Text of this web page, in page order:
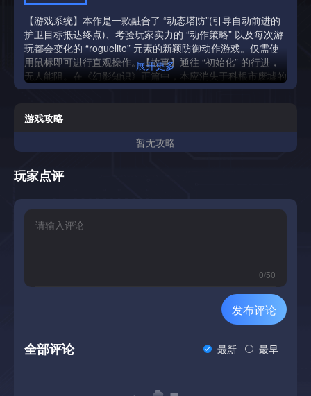
【游戏系统】本作是一款融合了 “动态塔防”(引导自动前进的
护卫目标抵达终点)、考验玩家实力的 “动作策略” 以及每次游
玩都会变化的 “roguelite” 元素的新颖防御动作游戏。仅需使
用鼠标即可进行直观操作。【故事】通往 “初始化” 的行进，
无人能阻。在《幻影知识》正篇中，本应消失于科根市废墟的
尤妮蒂(琥珀)竟然还活着。然而，由于宿敌阿卡莎的黑客攻
意志，一言不发，只是不断向目标地点走去。为了阻止世界的
毁灭，人类抵抗组织 “鳄鱼” 企图杀死她。身为玩家的三崎发
誓要成为守护挚爱的 “废墟之盾”，手持那柄能刺穿虚空的长
望交织的漩涡中，守护与践踏的战斗拉开了序幕。【违背意志
前行的 “盾” 之防御】保护自动移动的NPC:被黑客入侵的尤妮
蒂酱、会在敌军蜂拥的战场上不停地向前行进。玩家必须消灭
她行进路线上的敌人，确保她的安全。种类繁多的敌人:面对
会发动激光攻击、光线枪甚至华丽弹幕攻击的敌方单位、玩家
还可灵活运用光线枪、迫击炮、硫酸瓶等多种副武器、压制敌
人。扭转战局的主动技能:轰炸 (炸弹) 、诱饵部署 (诱饵) 、范
围治疗 (治疗) 等技能将掌握战局的关键。【运气与策略交织
的Roguelite成长】通过p点进行关卡内强化:利用关卡中掉落
的道具或击败敌人获得的点数、从随机显示的选项中强化攻击
速度、射程、最大HP等属性。不妨灵活运用 “禁用” 或 “重置”
功能，构建理想的构建。永久性据点强化:使用关卡外获得的
-- 展开更多 --
游戏攻略
暂无攻略
玩家点评
0/50
发布评论
全部评论 最新 最早